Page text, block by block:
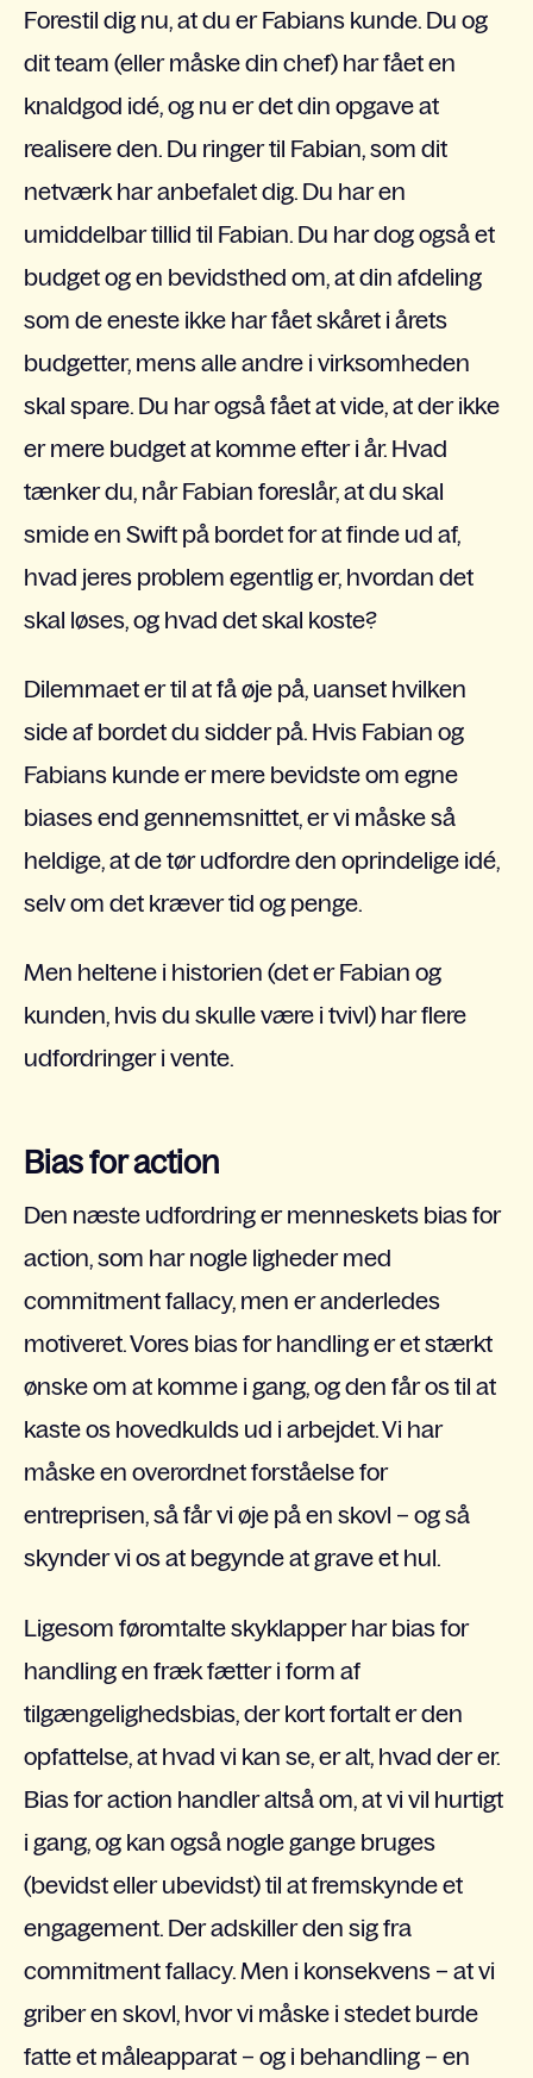
Forestil dig nu, at du er Fabians kunde. Du og
dit team (eller måske din chef) har fået en
knaldgod idé, og nu er det din opgave at
realisere den. Du ringer til Fabian, som dit
netværk har anbefalet dig. Du har en
umiddelbar tillid til Fabian. Du har dog også et
budget og en bevidsthed om, at din afdeling
som de eneste ikke har fået skåret i årets
budgetter, mens alle andre i virksomheden
skal spare. Du har også fået at vide, at der ikke
er mere budget at komme efter i år. Hvad
tænker du, når Fabian foreslår, at du skal
smide en Swift på bordet for at finde ud af,
hvad jeres problem egentlig er, hvordan det
skal løses, og hvad det skal koste?
Dilemmaet er til at få øje på, uanset hvilken
side af bordet du sidder på. Hvis Fabian og
Fabians kunde er mere bevidste om egne
biases end gennemsnittet, er vi måske så
heldige, at de tør udfordre den oprindelige idé,
selv om det kræver tid og penge.
Men heltene i historien (det er Fabian og
kunden, hvis du skulle være i tvivl) har flere
udfordringer i vente.
Bias for action
Den næste udfordring er menneskets bias for
action, som har nogle ligheder med
commitment fallacy, men er anderledes
motiveret. Vores bias for handling er et stærkt
ønske om at komme i gang, og den får os til at
kaste os hovedkulds ud i arbejdet. Vi har
måske en overordnet forståelse for
entreprisen, så får vi øje på en skovl – og så
skynder vi os at begynde at grave et hul.
Ligesom føromtalte skyklapper har bias for
handling en fræk fætter i form af
tilgængelighedsbias, der kort fortalt er den
opfattelse, at hvad vi kan se, er alt, hvad der er.
Bias for action handler altså om, at vi vil hurtigt
i gang, og kan også nogle gange bruges
(bevidst eller ubevidst) til at fremskynde et
engagement. Der adskiller den sig fra
commitment fallacy. Men i konsekvens – at vi
griber en skovl, hvor vi måske i stedet burde
fatte et måleapparat – og i behandling – en